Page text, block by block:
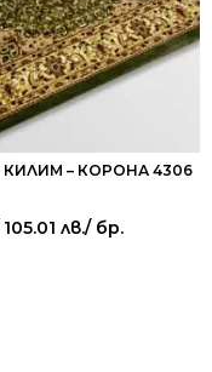
– КОРОНА 4306
лв./ бр.